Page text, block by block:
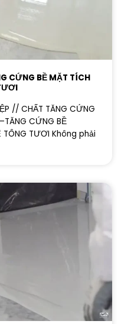
CỨNG BỀ MẶT TÍCH
// CHẤT TĂNG CỨNG
CỨNG BỀ
TÔNG TƯƠI Không phải